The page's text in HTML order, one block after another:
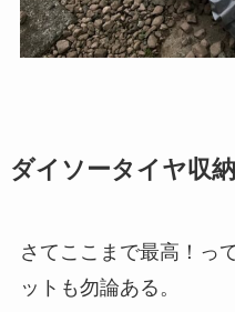
ダイソータイヤ収
さてここまで最高！っ
ットも勿論ある。